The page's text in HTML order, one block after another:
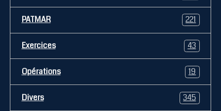
PATMAR 221
Exercices 43
Opérations 19
Divers 345